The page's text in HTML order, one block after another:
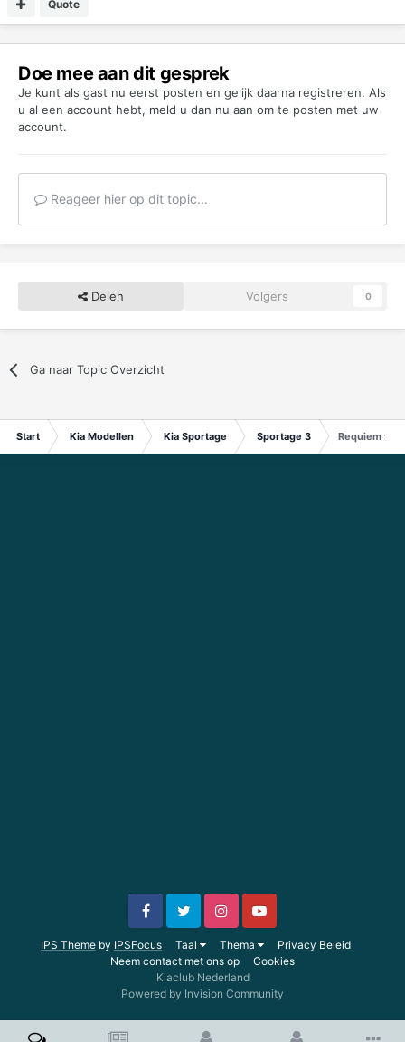
Quote
Doe mee aan dit gesprek
Je kunt als gast nu eerst posten en gelijk daarna registreren. Als
u al een account hebt, meld u dan nu aan om te posten met uw
account.
Reageer hier op dit topic...
Delen Volgers 0
Ga naar Topic Overzicht
Start Kia Modellen Kia Sportage Sportage 3 Requiem
IPS Theme by IPSFocus Taal Thema
Privacy Beleid
Neem contact met ons op
Cookies
Kiaclub Nederland
Powered by Invision Community